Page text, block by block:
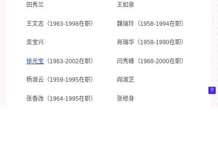
田秀兰 王如泉
王文志（1963-1998在职） 魏瑞玲（1958-1994在职）
吴宝兴 肖瑞华（1958-1990在职）
徐光宝 （1963-2002在职） 闫秀峰（1968-2000在职）
杨淑云（1959-1995在职） 阎淑芝
张香改（1964-1995在职） 张修身